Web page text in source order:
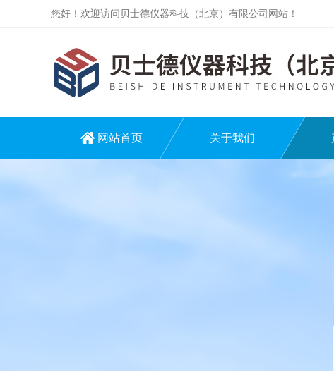
您好！欢迎访问贝士德仪器科技（北京）有限公司网站！
网站首页 关于我们